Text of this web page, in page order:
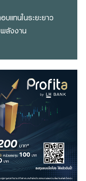
แทนในระยะยาว
พลังงาน